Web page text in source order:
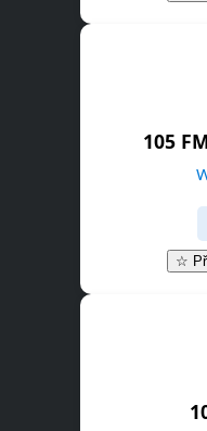
105
☆